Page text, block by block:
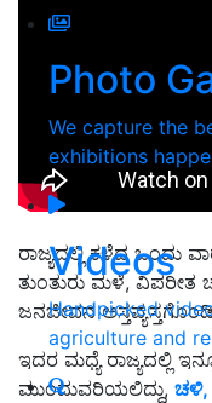
Photo
We capture the
exhibitions
Videos
Handpicked
agriculture and
ರಾಜ್ಯದಲ್ಲಿ ಕಳೆದ ಒಂದು
ತುಂತುರು ಮಳೆ,
ಜನಜೀವನ
ಇದರ ಮಧ್ಯೆ ರಾಜ್ಯದಲ್ಲಿ
ಮುಂದುವರಿಯಲಿದ್ದು,